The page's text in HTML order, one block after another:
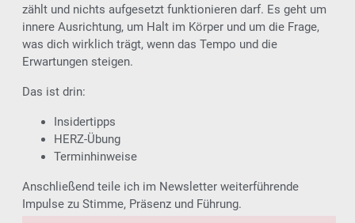
zählt und nichts aufgesetzt funktionieren darf. Es geht um
innere Ausrichtung, um Halt im Körper und um die Frage,
was dich wirklich trägt, wenn das Tempo und die
Erwartungen steigen.
Das ist drin:
Insidertipps
HERZ-Übung
Terminhinweise
Anschließend teile ich im Newsletter weiterführende
Impulse zu Stimme, Präsenz und Führung.